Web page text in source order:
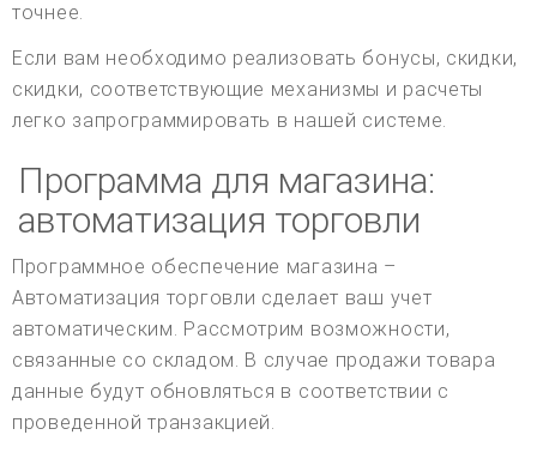
точнее.
Если вам необходимо реализовать бонусы, скидки,
скидки, соответствующие механизмы и расчеты
легко запрограммировать в нашей системе.
Программа для магазина:
автоматизация торговли
Программное обеспечение магазина –
Автоматизация торговли сделает ваш учет
автоматическим. Рассмотрим возможности,
связанные со складом. В случае продажи товара
данные будут обновляться в соответствии с
проведенной транзакцией.